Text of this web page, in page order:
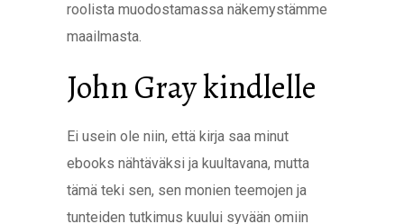
roolista muodostamassa näkemystämme
maailmasta.
John Gray kindlelle
Ei usein ole niin, että kirja saa minut
ebooks nähtäväksi ja kuultavana, mutta
tämä teki sen, sen monien teemojen ja
tunteiden tutkimus kuului syvään omiin